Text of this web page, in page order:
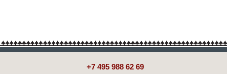
+7 495 988 62 69